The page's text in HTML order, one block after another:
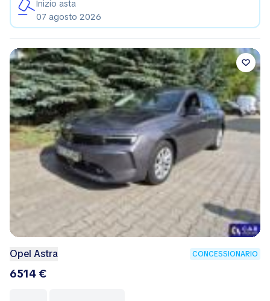
Inizio asta
07 agosto 2026
Opel Astra CONCESSIONARIO
6514 €